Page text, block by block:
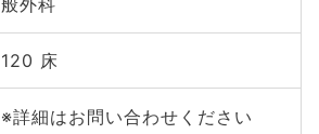
般外科
120 床
※詳細はお問い合わせください